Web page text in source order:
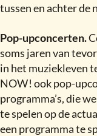
tussen en achter de
Pop-upconcerten.
soms jaren van
in het muziekleven
NOW! ook pop-
programma’s, die
te spelen op de
een programma te